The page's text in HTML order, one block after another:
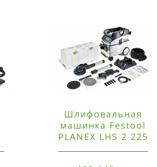
Шлифовальная
машинка Festool
PLANEX LHS 2 225